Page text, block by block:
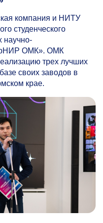
компания и НИТУ
студенческого
научно-
ОМК». ОМК
трех лучших
своих заводов в
крае.